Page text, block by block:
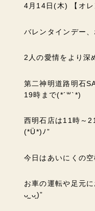
4月14日(木) 【オレ
バレンタインデー
2人の愛情をより深
第二神明道路明石
19時まで(*´꒳`*)
西明石店は11時～
(*Ü*)ﾉ”
今日はあいにくの
お車の運転や足元
ᴗ͈ˬᴗ͈)”